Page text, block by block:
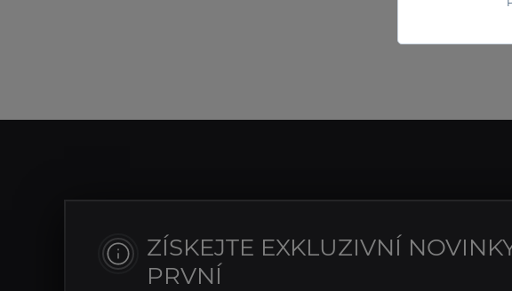
ZÍSKEJTE EXKLUZIVNÍ
PRVNÍ